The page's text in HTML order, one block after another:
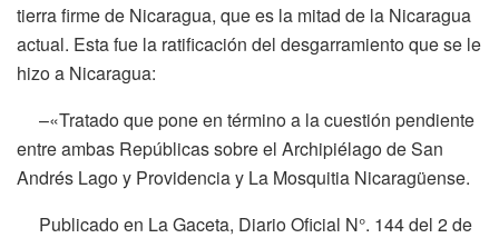
tierra firme de Nicaragua, que es la mitad de la Nicaragua
actual. Esta fue la ratificación del desgarramiento que se le
hizo a Nicaragua:
–«Tratado que pone en término a la cuestión pendiente
entre ambas Repúblicas sobre el Archipiélago de San
Andrés Lago y Providencia y La Mosquitia Nicaragüense.
Publicado en La Gaceta, Diario Oficial N°. 144 del 2 de